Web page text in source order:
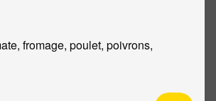
fromage, poulet, poivrons,